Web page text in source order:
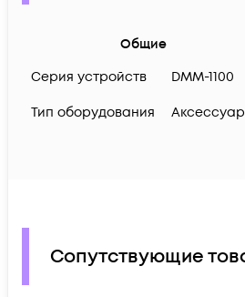
Общие
Серия устройств
DMM-1100
Тип оборудования
Сопутствующие